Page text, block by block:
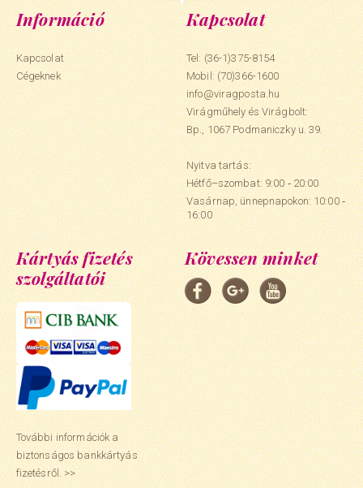
Információ
Kapcsolat
Cégeknek
Kapcsolat
Tel: (36-1)375-8154
Mobil:(70)366-1600
info@viragposta.hu
Virágműhely és Virágbolt:
Bp., 1067 Podmaniczky u. 39.
Nyitva tartás:
Hétfő–szombat: 9:00 ‑ 20:00
Vasárnap, ünnepnapokon: 10:00 ‑
16:00
Kártyás fizetés
szolgáltatói
További információk a
biztonságos bankkártyás
fizetésről. >>
Kövessen minket